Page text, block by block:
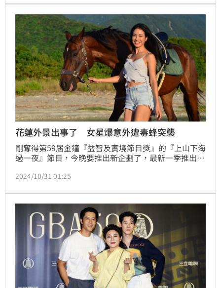
歆
花蓮外景出事了 女星爆意外遭毒蜂突襲
剛奪得第59屆金鐘『益智及實境節目獎』的『上山下海
過一夜』節目，今晚要推出新企劃了，最新一季推出五
世界旅客造訪的旅遊路線，要歡迎國人及各國冒險家，
2024/10/31 01:25